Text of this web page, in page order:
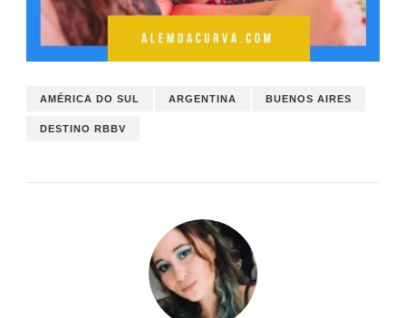
AMÉRICA DO SUL ARGENTINA BUENOS AIRES
DESTINO RBBV